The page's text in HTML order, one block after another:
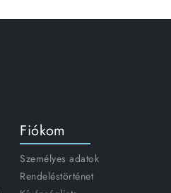
Fiókom
Személyes adatok
Rendeléstörténet